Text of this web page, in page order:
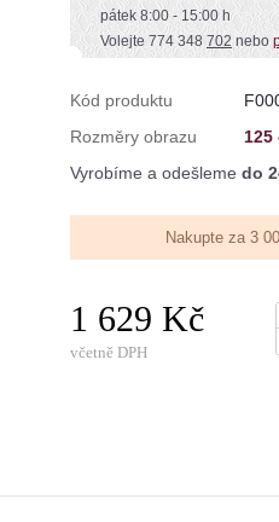
pátek 8:00 - 15:00 h
Volejte 774 348 702 nebo
Kód produktu
Rozměry obrazu
125
Vyrobíme a odešleme do
Nakupte za 3
1 629 Kč
včetně DPH